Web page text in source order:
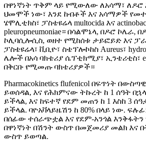
በዋነኛነት ጥቅም ላይ የሚውለው ለአሳማ፣ ለዶሮ
ህመሞች ነው፣ እንደ ከብቶች እና አሳማዎች
ሄሞሊቲክስ፣ ፓስቴዩሬላ multocida እና
pleuropneumoniae። በሳልሞኔላ, በዶሮ
ኮሊባሲሎሲስ, ወዘተ የሚከሰቱ ታይፎይድ እና
ፓስቴዩሬላ፣ ቪቢዮ፣ ስቴፕሎኮከስ Aureus፣
ሌሎች በአሳ ባክቴሪያ ሴፕቲክሚያ፣ ኢንቴሪቲስ፣
በቅርቡ የሚመጡ ባክቴሪያዎች።
Pharmacokinetics flufenicol በፍጥነት
ይወሰዳል, እና የሕክምናው ትኩረት ከ 1 ሰዓት
ይችላል, እና ከፍተኛ የደም መጠን ከ 1 እስከ 3
ይችላል. ባዮአቫላይዜሽን ከ 80% በላይ ነው.
በሰፊው ተሰራጭቷል እና የደም-አንጎል
በዋነኛነት በሽንት ውስጥ በመጀመሪያ መልክ እና
ውስጥ ይወጣል.